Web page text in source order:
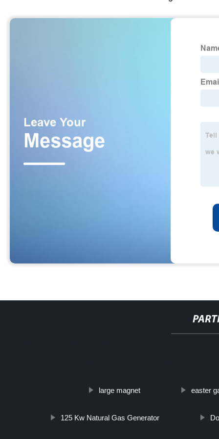
large magnet easter
125 Kw Natural Gas Generator